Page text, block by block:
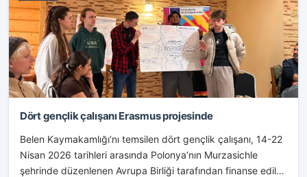
Dört gençlik çalışanı Erasmus projesinde
Belen Kaymakamlığı’nı temsilen dört gençlik çalışanı, 14-22
Nisan 2026 tarihleri arasında Polonya’nın Murzasichle
şehrinde düzenlenen Avrupa Birliği tarafından finanse edilen